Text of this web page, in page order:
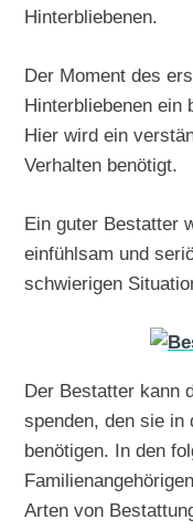
Hinterbliebenen.
Der Moment des
Hinterbliebenen ein
Hier wird ein
Verhalten benötigt.
Ein guter Bestatter
einfühlsam und
schwierigen
Der Bestatter kann
spenden, den sie in
benötigen. In den
Arten von